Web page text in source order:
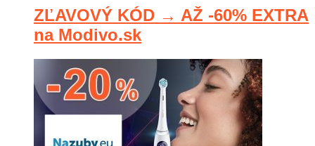
ZĽAVOVÝ KÓD → AŽ -60% EXTRA
na Modivo.sk